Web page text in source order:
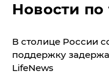
Новости по
В столице России
поддержку
LifeNews